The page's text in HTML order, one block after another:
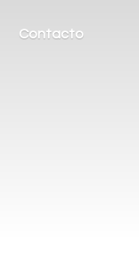
Contacto